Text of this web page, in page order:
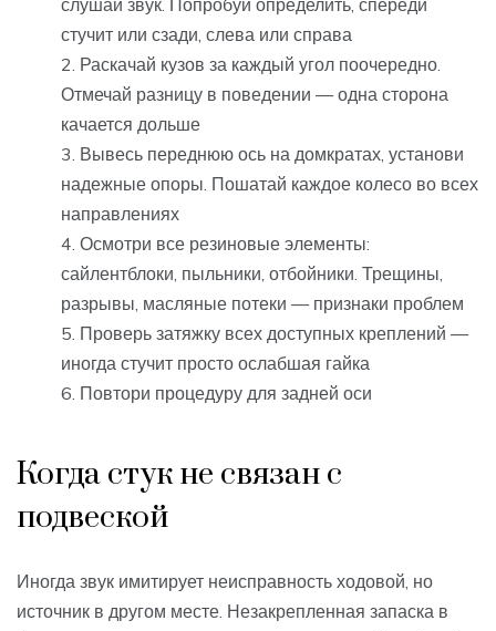
слушай звук. Попробуй определить, спереди
стучит или сзади, слева или справа
Раскачай кузов за каждый угол поочередно.
Отмечай разницу в поведении — одна сторона
качается дольше
Вывесь переднюю ось на домкратах, установи
надежные опоры. Пошатай каждое колесо во всех
направлениях
Осмотри все резиновые элементы:
сайлентблоки, пыльники, отбойники. Трещины,
разрывы, масляные потеки — признаки проблем
Проверь затяжку всех доступных креплений —
иногда стучит просто ослабшая гайка
Повтори процедуру для задней оси
Когда стук не связан с
подвеской
Иногда звук имитирует неисправность ходовой, но
источник в другом месте. Незакрепленная запаска в